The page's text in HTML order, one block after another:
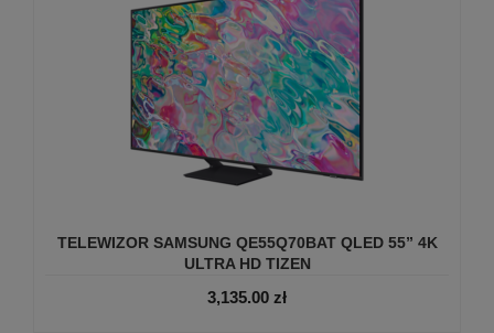
TELEWIZOR SAMSUNG QE55Q70BAT QLED 55” 4K
ULTRA HD TIZEN
3,135.00 zł